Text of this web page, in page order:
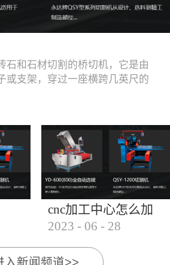
面
石和石材切割的桥切机，它是由
或支架，穿过一座横跨几英尺的
而得名。随着石材和工业砖石的
大型石材和工业砖石的机器，具
等优点，是现代建筑行业必不可
，如何选择合适的桥切机厂家也
面对的问题。选择一个靠谱的桥
切机使用效果和...
cnc加工中心怎么加
工石材
2023 - 06 - 28
入新闻频道>>